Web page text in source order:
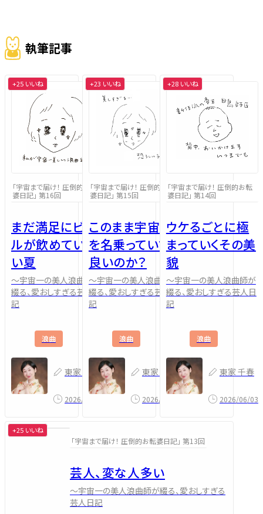
執筆記事
「宇宙まで届け！ 圧倒的お転
婆日記」 第16回
まだ満足にビー
ルが飲めていな
い夏
～宇宙一の美人浪曲師が
綴る、愛おしすぎる芸人日
記
浪曲
東家 千春
2026/08/03
+25 いいね
「宇宙まで届け！ 圧倒的お転
婆日記」 第15回
このまま宇宙一
を名乗っていて
良いのか？
～宇宙一の美人浪曲師が
綴る、愛おしすぎる芸人日
記
浪曲
東家 千春
2026/07/03
+23 いいね
「宇宙まで届け！ 圧倒的お転
婆日記」 第14回
ウケるごとに極
まっていくその美
貌
～宇宙一の美人浪曲師が
綴る、愛おしすぎる芸人日
記
浪曲
東家 千春
2026/06/03
+28 いいね
「宇宙まで届け！ 圧倒的お転婆日記」 第13回
芸人、変な人多い
～宇宙一の美人浪曲師が綴る、愛おしすぎる
芸人日記
+25 いいね